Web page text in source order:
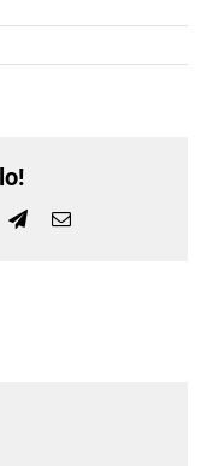
TelegramCorreo